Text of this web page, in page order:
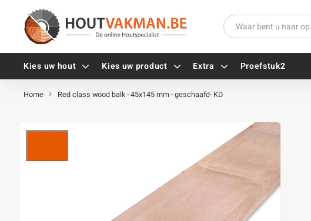
Kies uw hout Kies uw product Extra
Tellerkopschroeven
Hoekankers
Terrasdragers
B-fix
PuraFix
Proefstuk2
Home Red class wood balk - 45x145 mm - geschaafd- KD